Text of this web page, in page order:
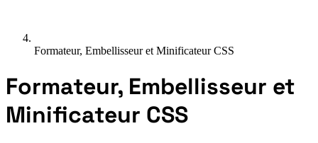
Formateur, Embellisseur et Minificateur CSS
Formateur, Embellisseur et
Minificateur CSS